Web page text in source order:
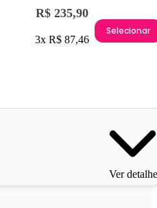
R$ 235,90
3x R$ 87,46
Selecionar
Ver